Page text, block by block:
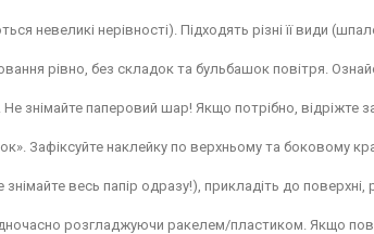
нерівності). Підходять різні її види
рівно, без складок та бульбашок повітря.
знімайте паперовий шар! Якщо потрібно, відріжте
Зафіксуйте наклейку по верхньому та боковому
весь папір одразу!), прикладіть до
розгладжуючи ракелем/пластиком. Якщо